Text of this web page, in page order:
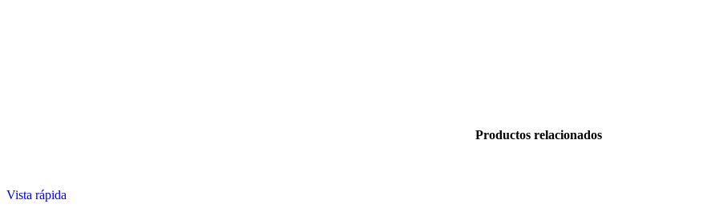
Productos relacionados
Vista rápida